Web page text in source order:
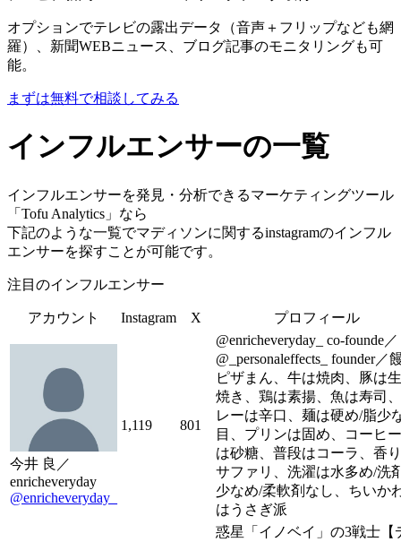
オプションでテレビの露出データ（音声＋フリップなども網
羅）、新聞WEBニュース、ブログ記事のモニタリングも可
能。
まずは無料で相談してみる
インフルエンサーの一覧
インフルエンサーを発見・分析できるマーケティングツール
「Tofu Analytics」なら
下記のような一覧でマディソンに関するinstagramのインフル
エンサーを探すことが可能です。
注目のインフルエンサー
アカウント Instagram X プロフィール
今井 良／
enricheveryday
@enricheveryday_
1,119 801
@enricheveryday_ co-founde／
@_personaleffects_ founder⁡／
ピザまん、牛は焼肉、豚は
焼き、鶏は素揚、魚は寿司
レーは辛口、麺は硬め/脂少
目、プリンは固め、コーヒ
は砂糖、普段はコーラ、香
サファリ、洗濯は水多め/洗
少なめ/柔軟剤なし、ちいか
はうさぎ派
惑星「イノベイ」の3戦士【